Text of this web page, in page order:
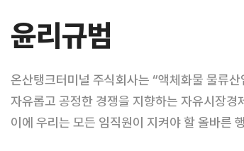
윤리규범
온산탱크터미널 주식회사는 “액체화물 물류
자유롭고 공정한 경쟁을 지향하는 자유시장
이에 우리는 모든 임직원이 지켜야 할 올바른